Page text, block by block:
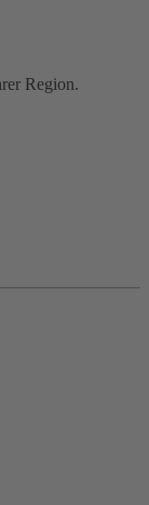
Region.